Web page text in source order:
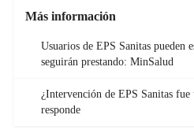
Más información
Usuarios de EPS Sanitas pueden
seguirán prestando: MinSalud
¿Intervención de EPS Sanitas
responde